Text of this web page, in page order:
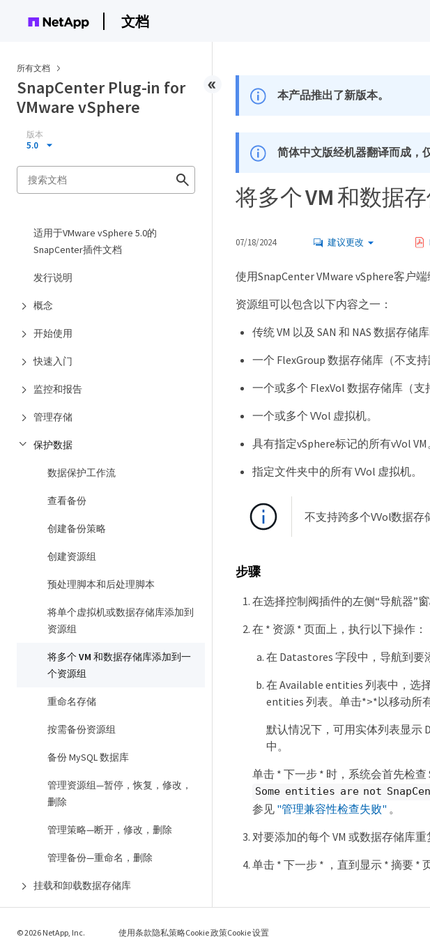
文档
所有文档
SnapCenter Plug-in for
VMware vSphere
版本
5.0
适用于VMware vSphere 5.0的
SnapCenter插件文档
发行说明
概念
开始使用
快速入门
监控和报告
管理存储
保护数据
数据保护工作流
查看备份
创建备份策略
创建资源组
预处理脚本和后处理脚本
将单个虚拟机或数据存储库添加到
资源组
将多个 VM 和数据存储库添加到一
个资源组
重命名存储
按需备份资源组
备份 MySQL 数据库
管理资源组—暂停，恢复，修改，
删除
管理策略—断开，修改，删除
管理备份—重命名，删除
挂载和卸载数据存储库
本产品推出了新版本。
简体中文版经机器翻译而成，
将多个 VM 和数据
07/18/2024 建议更改
使用SnapCenter VMware vSphere客户
资源组可以包含以下内容之一：
传统 VM 以及 SAN 和 NAS 数据存储
一个 FlexGroup 数据存储库（不支持
一个或多个 FlexVol 数据存储库（支
一个或多个 VVol 虚拟机。
具有指定vSphere标记的所有vVol VM
指定文件夹中的所有 VVol 虚拟机。
不支持跨多个VVol数据存
步骤
在选择控制阀插件的左侧“导航器”
在 * 资源 * 页面上，执行以下操作：
在 Datastores 字段中，导航到要
在 Available entities 列表中，选
entities 列表。单击*>*以移动所
默认情况下，可用实体列表显示
中。
单击 * 下一步 * 时，系统会首先检
Some entities are not
参见 "管理兼容性检查失败" 。
对要添加的每个 VM 或数据存储库重
单击 * 下一步 * ，直到显示 * 摘要 *
© 2026 NetApp, Inc. 使用条款隐私策略Cookie 政策Cookie 设置